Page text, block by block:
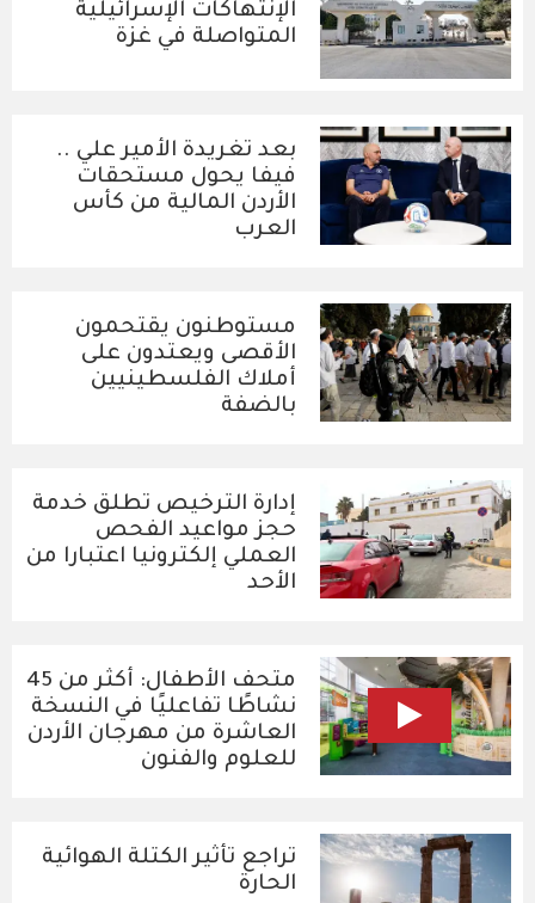
الإنتهاكات الإسرائيلية
المتواصلة في غزة
بعد تغريدة الأمير علي ..
فيفا يحول مستحقات
الأردن المالية من كأس
العرب
مستوطنون يقتحمون
الأقصى ويعتدون على
أملاك الفلسطينيين
بالضفة
إدارة الترخيص تطلق خدمة
حجز مواعيد الفحص
العملي إلكترونيا اعتبارا من
الأحد
متحف الأطفال: أكثر من 45
نشاطًا تفاعليًا في النسخة
العاشرة من مهرجان الأردن
للعلوم والفنون
تراجع تأثير الكتلة الهوائية
الحارة